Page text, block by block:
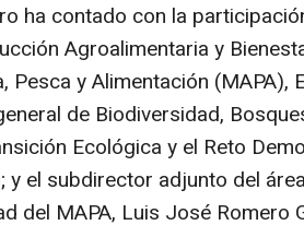
ha contado con la
Agroalimentaria y
Pesca y Alimentación (MAPA),
de Biodiversidad,
Ecológica y el Reto
y el subdirector adjunto del
del MAPA, Luis José Romero